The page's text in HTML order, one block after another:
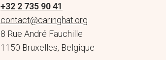
+32 2 735 90 41
contact@caringhat.org
8 Rue André Fauchille
1150 Bruxelles, Belgique